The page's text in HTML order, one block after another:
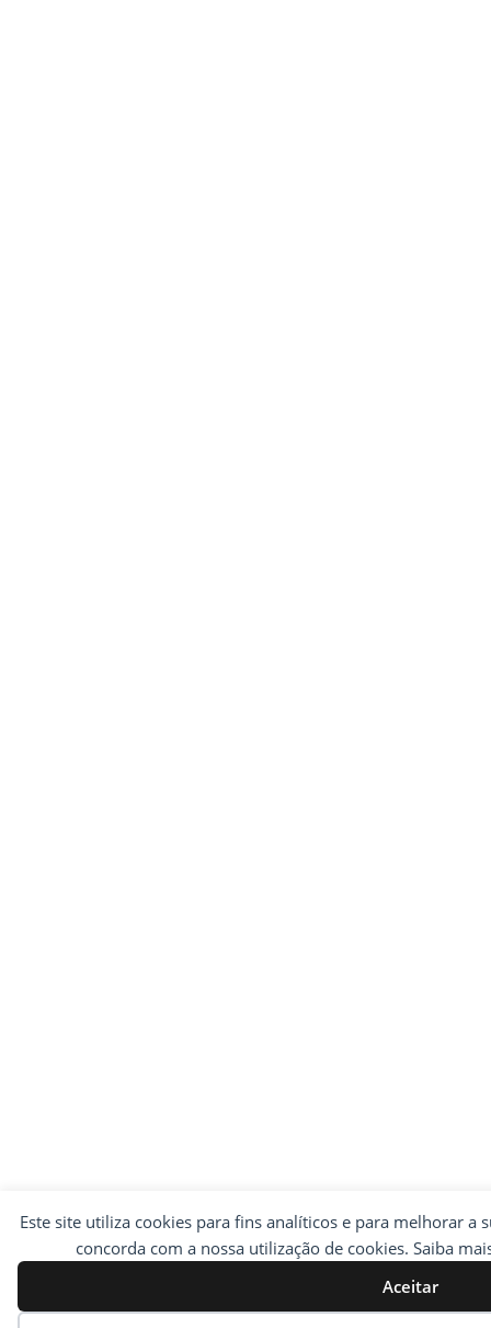
Este site utiliza cookies para fins analíticos e para melhorar a
concorda com a nossa utilização de cookies. Saiba
Aceitar